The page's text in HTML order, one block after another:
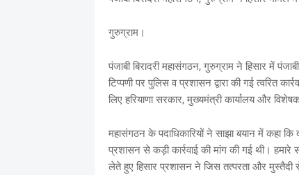
​गुरुग्राम।
पंजाबी बिरादरी महासंगठन, गुरुग्राम ने हिसार में
टिप्पणी पर पुलिस व प्रशासन द्वारा की गई त्वरित
लिए हरियाणा सरकार, मुख्यमंत्री कार्यालय और
​महासंगठन के पदाधिकारियों ने साझा बयान में कहा
प्रशासन से कड़ी कार्रवाई की मांग की गई थी।
लेते हुए हिसार प्रशासन ने जिस तत्परता और मुस्तैदी